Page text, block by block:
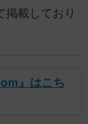
載しており
』はこち